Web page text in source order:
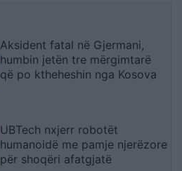
Aksident fatal në Gjermani,
humbin jetën tre mërgimtarë
që po ktheheshin nga Kosova
UBTech nxjerr robotët
humanoidë me pamje njerëzore
për shoqëri afatgjatë